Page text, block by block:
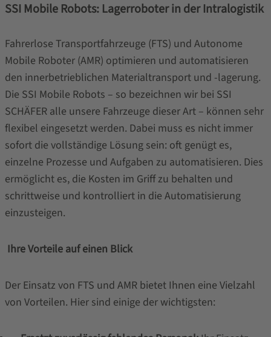
SSI Mobile Robots: Lagerroboter in der Intralogistik
Fahrerlose Transportfahrzeuge (FTS) und Autonome
Mobile Roboter (AMR) optimieren und automatisieren
den innerbetrieblichen Materialtransport und -lagerung.
Die SSI Mobile Robots – so bezeichnen wir bei SSI
SCHÄFER alle unsere Fahrzeuge dieser Art – können sehr
flexibel eingesetzt werden. Dabei muss es nicht immer
sofort die vollständige Lösung sein: oft genügt es,
einzelne Prozesse und Aufgaben zu automatisieren. Dies
ermöglicht es, die Kosten im Griff zu behalten und
schrittweise und kontrolliert in die Automatisierung
einzusteigen.
Ihre Vorteile auf einen Blick
Der Einsatz von FTS und AMR bietet Ihnen eine Vielzahl
von Vorteilen. Hier sind einige der wichtigsten: